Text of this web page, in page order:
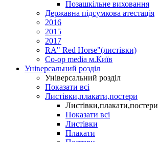
Позашкільне виховання
Державна підсумкова атестація
2016
2015
2017
RA" Red Horse"(листівки)
Co-op media м.Київ
Універсальний розділ
Універсальний розділ
Показати всі
Листівки,плакати,постери
Листівки,плакати,постери
Показати всі
Листівки
Плакати